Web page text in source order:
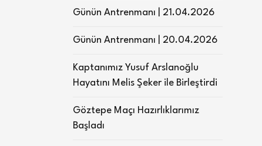
Günün Antrenmanı | 21.04.2026
Günün Antrenmanı | 20.04.2026
Kaptanımız Yusuf Arslanoğlu
Hayatını Melis Şeker ile Birleştirdi
Göztepe Maçı Hazırlıklarımız
Başladı